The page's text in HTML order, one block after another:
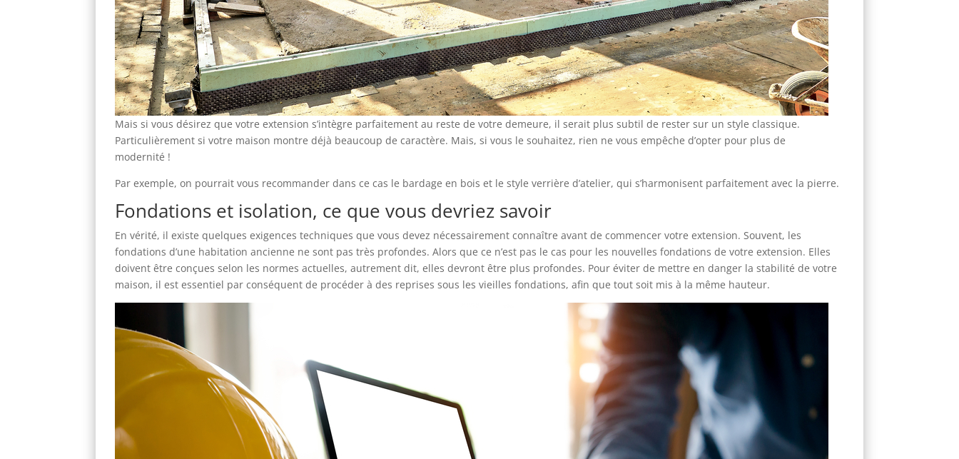
Mais si vous désirez que votre extension s’intègre parfaitement au reste de votre demeure, il serait plus subtil de rester sur un style classique.
Particulièrement si votre maison montre déjà beaucoup de caractère. Mais, si vous le souhaitez, rien ne vous empêche d’opter pour plus de
modernité !
Par exemple, on pourrait vous recommander dans ce cas le bardage en bois et le style verrière d’atelier, qui s’harmonisent parfaitement avec la pierre.
Fondations et isolation, ce que vous devriez savoir
En vérité, il existe quelques exigences techniques que vous devez nécessairement connaître avant de commencer votre extension. Souvent, les
fondations d’une habitation ancienne ne sont pas très profondes. Alors que ce n’est pas le cas pour les nouvelles fondations de votre extension. Elles
doivent être conçues selon les normes actuelles, autrement dit, elles devront être plus profondes. Pour éviter de mettre en danger la stabilité de votre
maison, il est essentiel par conséquent de procéder à des reprises sous les vieilles fondations, afin que tout soit mis à la même hauteur.